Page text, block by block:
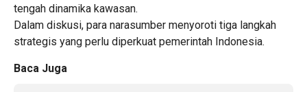
tengah dinamika kawasan.
Dalam diskusi, para narasumber menyoroti tiga langkah
strategis yang perlu diperkuat pemerintah Indonesia.
Baca Juga